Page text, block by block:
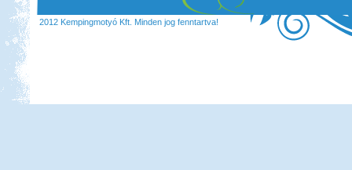
2012 Kempingmotyó Kft. Minden jog fenntartva!